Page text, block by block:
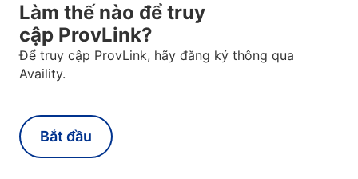
Làm thế nào để truy
cập ProvLink?
Để truy cập ProvLink, hãy đăng ký thông qua
Availity.
Bắt đầu